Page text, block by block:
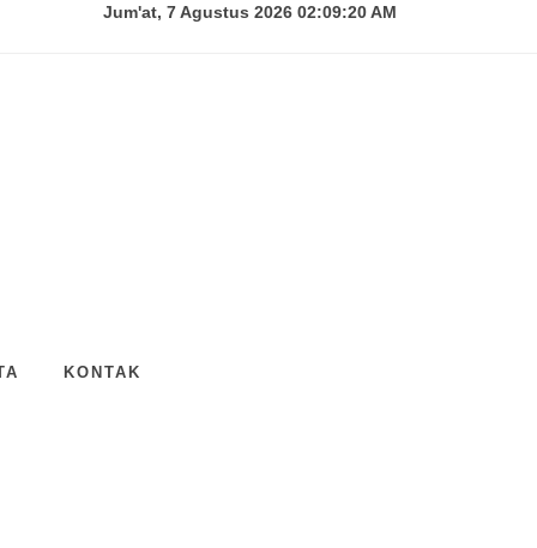
Jum'at, 7 Agustus 2026 02:09:21 AM
KONTAK